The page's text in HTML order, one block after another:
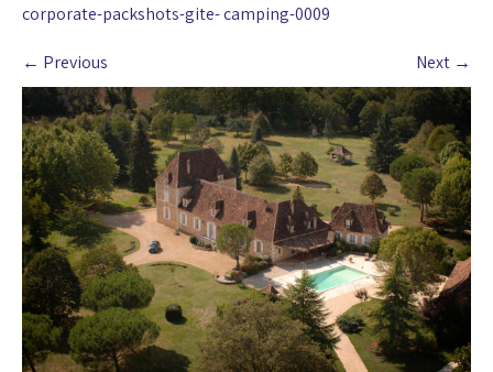
corporate-packshots-gite- camping-0009
← Previous Next →